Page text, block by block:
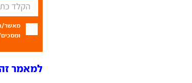
מאשר/
למאמר זה